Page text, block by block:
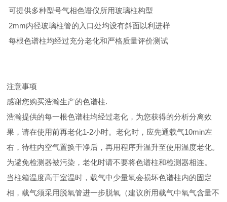
可提供多种型号气相色谱仪所用玻璃柱构型
2mm内径玻璃柱管的入口处均设有斜面以利进样
每根色谱柱均经过充分老化和严格质量评价测试
注意事项
感谢您购买浩瀚生产的色谱柱.
浩瀚提供的每一根色谱柱均经过老化，为您获得的分析分离效
果，请在使用前再老化1-2小时。老化时，应先通载气10min左
右，待柱内空气置换干净后，再用程序升温升至使用温度老化。
为避免检测器被污染，老化时请不要将色谱柱和检测器相连。
当柱箱温度高于室温时，载气中少量氧会损坏色谱柱内的固定
相，载气须采用脱氧管进一步脱氧（建议所用载气中氧气含量不